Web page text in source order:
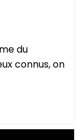
du
connus, on